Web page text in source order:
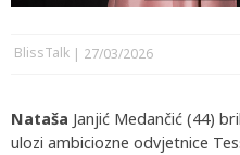
BlissTalk 27/03/2026
Nataša Janjić Medančić (44)
ulozi ambiciozne odvjetnice